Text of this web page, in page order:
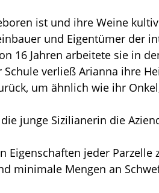
ist und ihre Weine
und Eigentümer der
16 Jahren arbeitete sie in
verließ Arianna ihre
um ähnlich wie ihr
junge Sizilianerin die
jeder
minimale Mengen an